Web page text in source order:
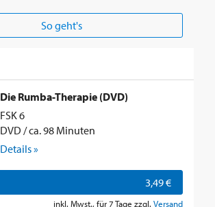
So geht's
Die Rumba-Therapie (DVD)
FSK 6
DVD / ca. 98 Minuten
Details »
3,49 €
inkl. Mwst., für 7 Tage zzgl. Versand